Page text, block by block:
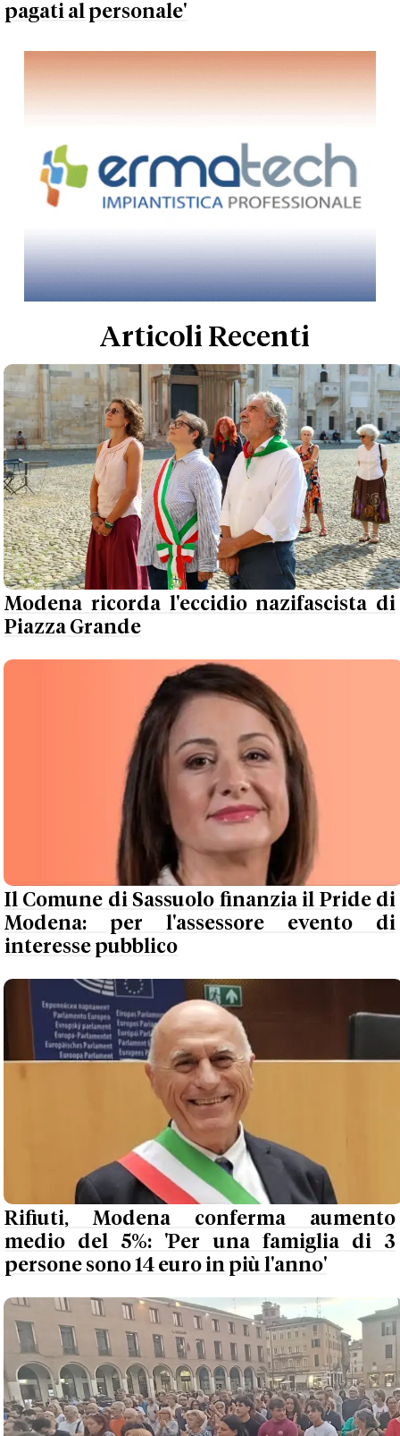
pagati al personale'
Articoli Recenti
Modena ricorda l'eccidio nazifascista di
Piazza Grande
Il Comune di Sassuolo finanzia il Pride di
Modena: per l'assessore evento di
interesse pubblico
Rifiuti, Modena conferma aumento
medio del 5%: 'Per una famiglia di 3
persone sono 14 euro in più l'anno'